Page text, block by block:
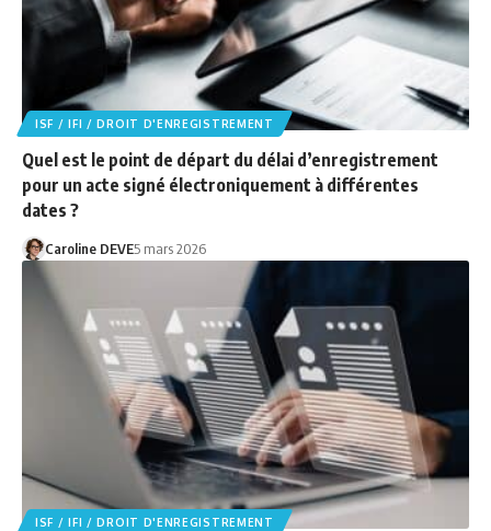
ISF / IFI / DROIT D'ENREGISTREMENT
Quel est le point de départ du délai d’enregistrement
pour un acte signé électroniquement à différentes
dates ?
Caroline DEVE5 mars 2026
ISF / IFI / DROIT D'ENREGISTREMENT